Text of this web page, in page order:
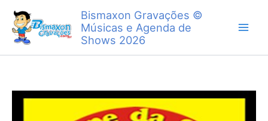
para
Bismaxon Gravações ©
Músicas e Agenda de
Shows 2026